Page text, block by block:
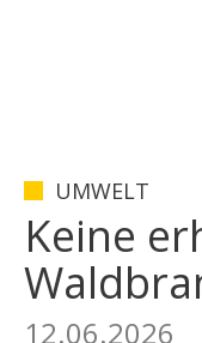
UMWELT
Keine
12.06.2026